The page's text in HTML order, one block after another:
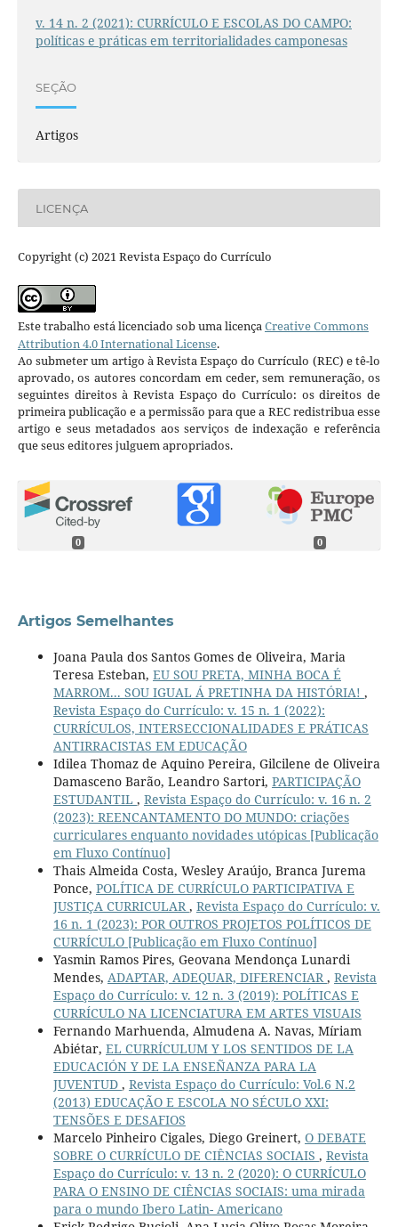
v. 14 n. 2 (2021): CURRÍCULO E ESCOLAS DO CAMPO:
políticas e práticas em territorialidades camponesas
SEÇÃO
Artigos
LICENÇA
Copyright (c) 2021 Revista Espaço do Currículo
Este trabalho está licenciado sob uma licença Creative Commons
Attribution 4.0 International License.
Ao submeter um artigo à Revista Espaço do Currículo (REC) e tê-lo
aprovado, os autores concordam em ceder, sem remuneração, os
seguintes direitos à Revista Espaço do Currículo: os direitos de
primeira publicação e a permissão para que a REC redistribua esse
artigo e seus metadados aos serviços de indexação e referência
que seus editores julguem apropriados.
0 0
Artigos Semelhantes
Joana Paula dos Santos Gomes de Oliveira, Maria
Teresa Esteban, EU SOU PRETA, MINHA BOCA É
MARROM... SOU IGUAL Á PRETINHA DA HISTÓRIA! ,
Revista Espaço do Currículo: v. 15 n. 1 (2022):
CURRÍCULOS, INTERSECCIONALIDADES E PRÁTICAS
ANTIRRACISTAS EM EDUCAÇÃO
Idilea Thomaz de Aquino Pereira, Gilcilene de Oliveira
Damasceno Barão, Leandro Sartori, PARTICIPAÇÃO
ESTUDANTIL , Revista Espaço do Currículo: v. 16 n. 2
(2023): REENCANTAMENTO DO MUNDO: criações
curriculares enquanto novidades utópicas [Publicação
em Fluxo Contínuo]
Thais Almeida Costa, Wesley Araújo, Branca Jurema
Ponce, POLÍTICA DE CURRÍCULO PARTICIPATIVA E
JUSTIÇA CURRICULAR, Revista Espaço do Currículo: v.
16 n. 1 (2023): POR OUTROS PROJETOS POLÍTICOS DE
CURRÍCULO [Publicação em Fluxo Contínuo]
Yasmin Ramos Pires, Geovana Mendonça Lunardi
Mendes, ADAPTAR, ADEQUAR, DIFERENCIAR, Revista
Espaço do Currículo: v. 12 n. 3 (2019): POLÍTICAS E
CURRÍCULO NA LICENCIATURA EM ARTES VISUAIS
Fernando Marhuenda, Almudena A. Navas, Míriam
Abiétar, EL CURRÍCULUM Y LOS SENTIDOS DE LA
EDUCACIÓN Y DE LA ENSEÑANZA PARA LA
JUVENTUD , Revista Espaço do Currículo: Vol.6 N.2
(2013) EDUCAÇÃO E ESCOLA NO SÉCULO XXI:
TENSÕES E DESAFIOS
Marcelo Pinheiro Cigales, Diego Greinert, O DEBATE
SOBRE O CURRÍCULO DE CIÊNCIAS SOCIAIS , Revista
Espaço do Currículo: v. 13 n. 2 (2020): O CURRÍCULO
PARA O ENSINO DE CIÊNCIAS SOCIAIS: uma mirada
para o mundo Ibero Latin- Americano